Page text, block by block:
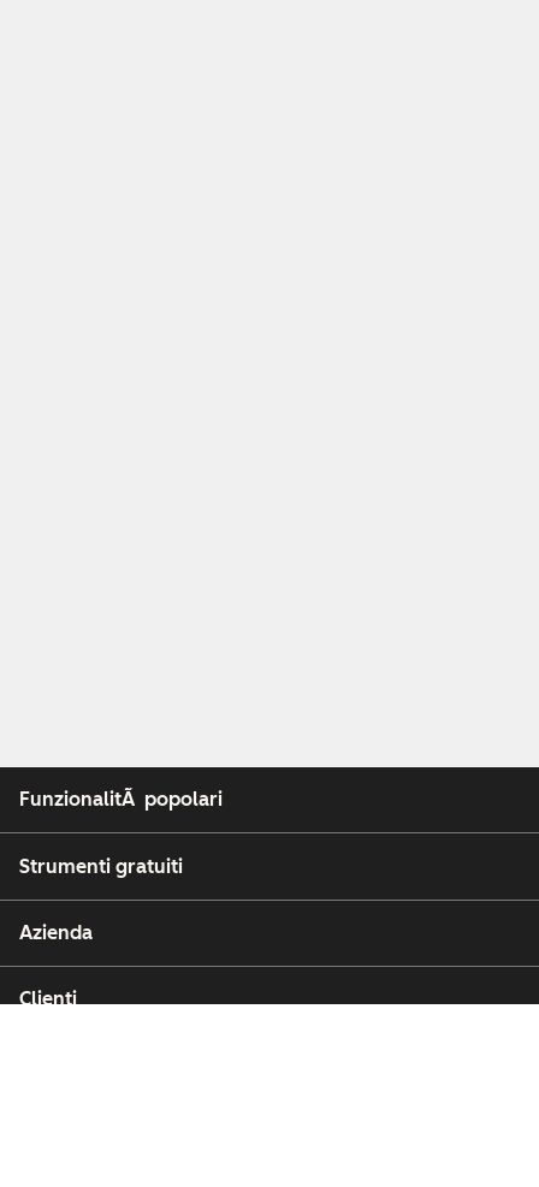
FunzionalitÃ popolari
Strumenti gratuiti
Azienda
Clienti